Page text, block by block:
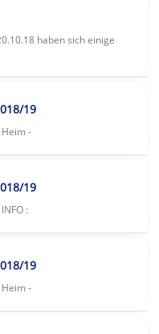
haben sich einige
19
-
19
:
19
-